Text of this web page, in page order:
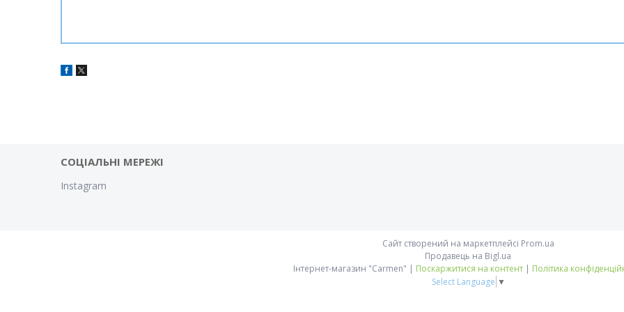
СОЦІАЛЬНІ МЕРЕЖІ
Instagram
Сайт створений на маркетплейсі Prom.ua
Продавець на Bigl.ua
Інтернет-магазин "Carmen" | Поскаржитися на контент | Політика
Select Language ▼